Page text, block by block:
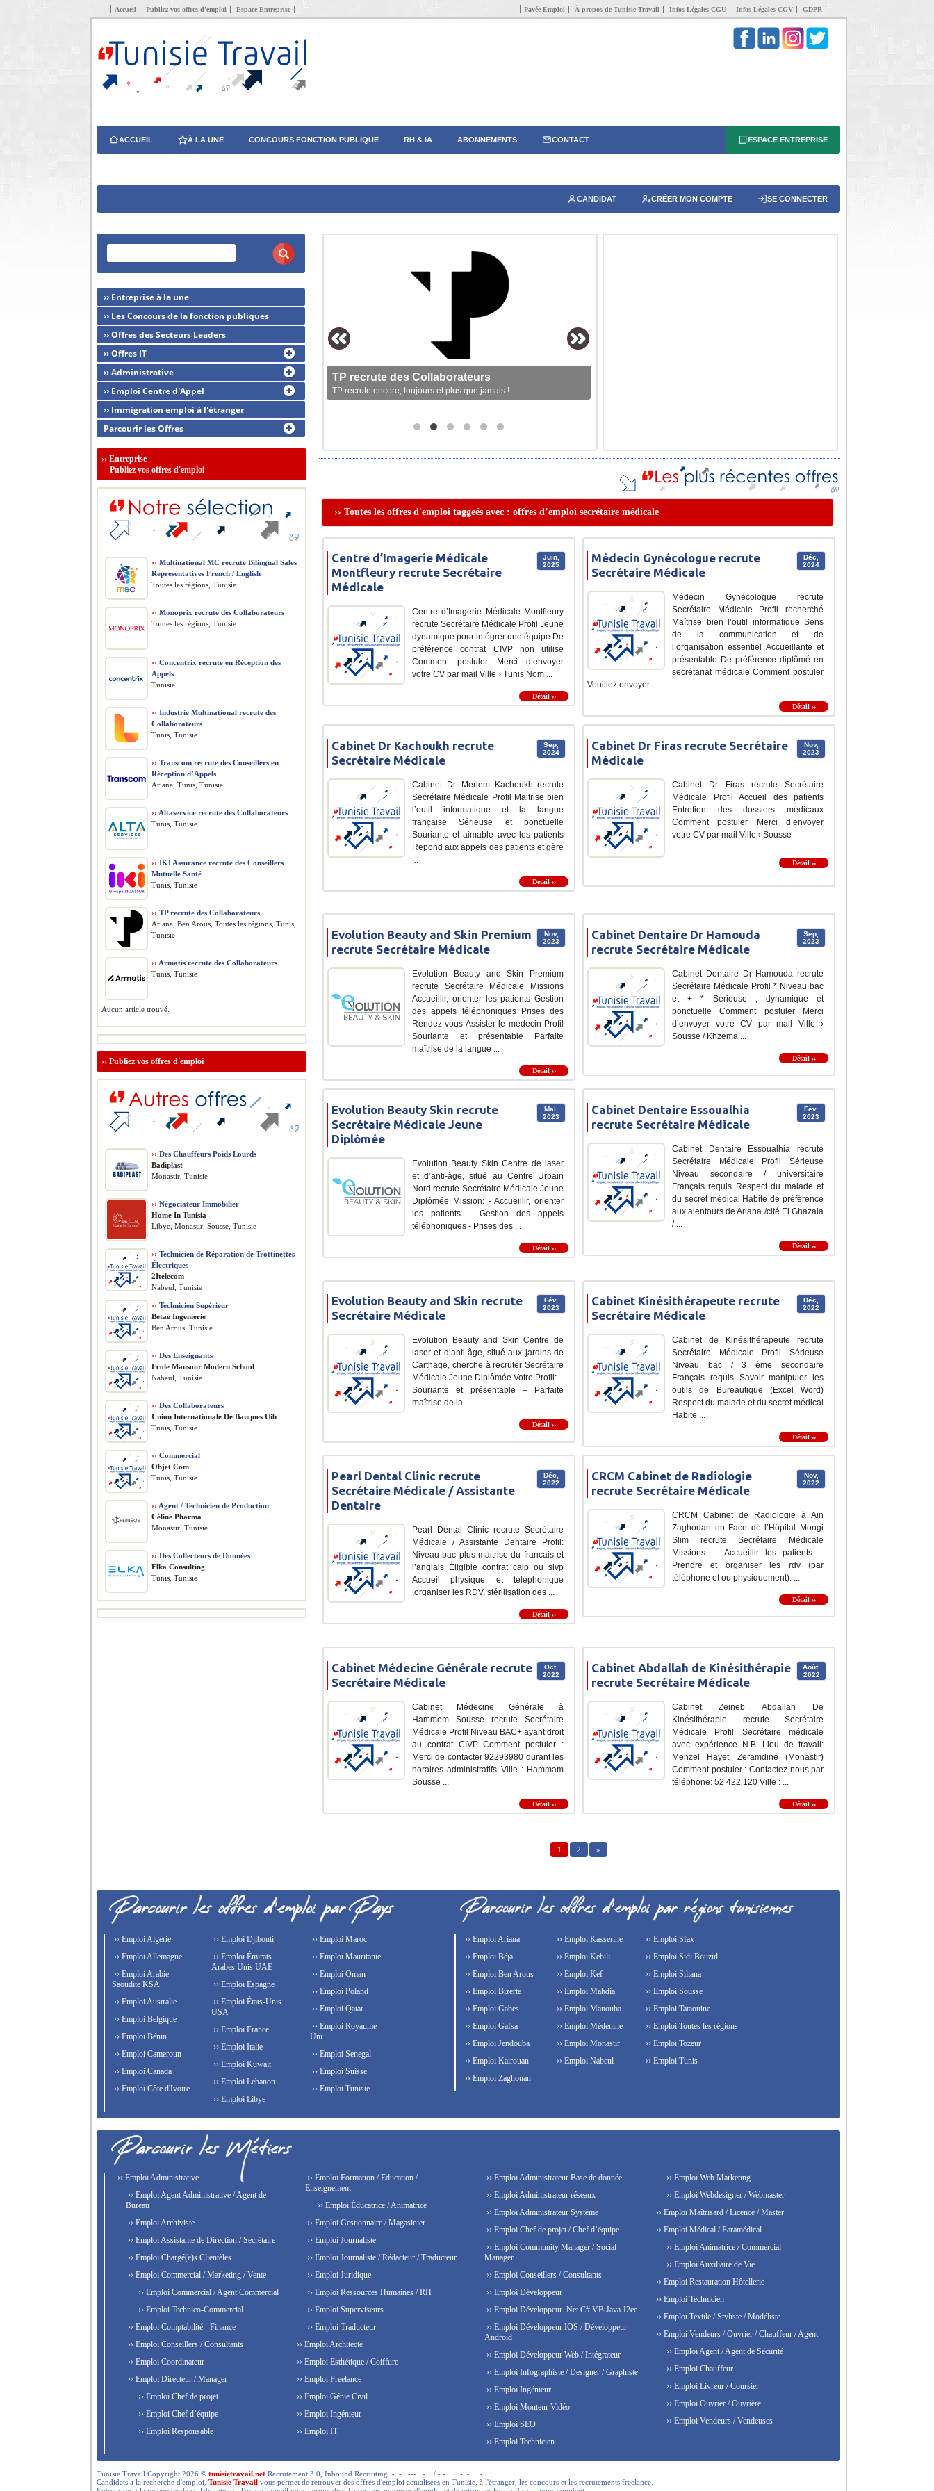
Accueil Publiez vos offres d’emploi Espace Entreprise Pavée Emploi À propos de Tunisie Travail Infos Légales CGU Infos Légales CGV GDPR
ACCUEIL À LA UNE CONCOURS FONCTION PUBLIQUE RH & IA ABONNEMENTS CONTACT ESPACE ENTREPRISE
CANDIDAT CRÉER MON COMPTE SE CONNECTER
TP recrute des Collaborateurs
TP recrute encore, toujours et plus que jamais !
›› Toutes les offres d'emploi taggeés avec : offres d’emploi secrétaire médicale
Juin,
2025
Centre d’Imagerie Médicale
Montfleury recrute Secrétaire
Médicale
Centre d’Imagerie Médicale Montfleury
recrute Secrétaire Médicale Profil Jeune
dynamique pour intégrer une équipe De
préférence contrat CIVP non utilise
Comment postuler Merci d’envoyer
votre CV par mail Ville › Tunis Nom ...
Détail ››
Déc,
2024
Médecin Gynécologue recrute
Secrétaire Médicale
Médecin Gynécologue recrute
Secrétaire Médicale Profil recherché
Maîtrise bien l’outil informatique Sens
de la communication et de
l’organisation essentiel Accueillante et
présentable De préférence diplômé en
secrétariat médicale Comment postuler
Veuillez envoyer ...
Détail ››
Sep,
2024
Cabinet Dr Kachoukh recrute
Secrétaire Médicale
Cabinet Dr. Meriem Kachoukh recrute
Secrétaire Médicale Profil Maitrise bien
l’outil informatique et la langue
française Sérieuse et ponctuelle
Souriante et aimable avec les patients
Repond aux appels des patients et gère
...
Détail ››
Nov,
2023
Cabinet Dr Firas recrute Secrétaire
Médicale
Cabinet Dr Firas recrute Secrétaire
Médicale Profil Accueil des patients
Entretien des dossiers médicaux
Comment postuler Merci d’envoyer
votre CV par mail Ville › Sousse
Détail ››
Nov,
2023
Evolution Beauty and Skin Premium
recrute Secrétaire Médicale
Evolution Beauty and Skin Premium
recrute Secrétaire Médicale Missions
Accueillir, orienter les patients Gestion
des appels téléphoniques Prises des
Rendez-vous Assister le médecin Profil
Souriante et présentable Parfaite
maîtrise de la langue ...
Détail ››
Sep,
2023
Cabinet Dentaire Dr Hamouda
recrute Secrétaire Médicale
Cabinet Dentaire Dr Hamouda recrute
Secrétaire Médicale Profil * Niveau bac
et + * Sérieuse , dynamique et
ponctuelle Comment postuler Merci
d’envoyer votre CV par mail Ville ›
Sousse / Khzema ...
Détail ››
Mai,
2023
Evolution Beauty Skin recrute
Secrétaire Médicale Jeune
Diplômée
Evolution Beauty Skin Centre de laser
et d’anti-âge, situé au Centre Urbain
Nord recrute Secrétaire Médicale Jeune
Diplômée Mission: - Accueillir, orienter
les patients - Gestion des appels
téléphoniques - Prises des ...
Détail ››
Fév,
2023
Cabinet Dentaire Essoualhia
recrute Secrétaire Médicale
Cabinet Dentaire Essoualhia recrute
Secrétaire Médicale Profil Sérieuse
Niveau secondaire / universitaire
Français requis Respect du malade et
du secret médical Habite de préférence
aux alentours de Ariana /cité El Ghazala
/ ...
Détail ››
Fév,
2023
Evolution Beauty and Skin recrute
Secrétaire Médicale
Evolution Beauty and Skin Centre de
laser et d’anti-âge, situé aux jardins de
Carthage, cherche à recruter Secrétaire
Médicale Jeune Diplômée Votre Profil: –
Souriante et présentable – Parfaite
maîtrise de la ...
Détail ››
Déc,
2022
Cabinet Kinésithérapeute recrute
Secrétaire Médicale
Cabinet de Kinésithérapeute recrute
Secrétaire Médicale Profil Sérieuse
Niveau bac / 3 ème secondaire
Français requis Savoir manipuler les
outils de Bureautique (Excel Word)
Respect du malade et du secret médical
Habite ...
Détail ››
Déc,
2022
Pearl Dental Clinic recrute
Secrétaire Médicale / Assistante
Dentaire
Pearl Dental Clinic recrute Secrétaire
Médicale / Assistante Dentaire Profil:
Niveau bac plus maitrise du francais et
l’anglais Éligible contrat caip ou sivp
Accueil physique et téléphonique
,organiser les RDV, stérilisation des ...
Détail ››
Nov,
2022
CRCM Cabinet de Radiologie
recrute Secrétaire Médicale
CRCM Cabinet de Radiologie à Ain
Zaghouan en Face de l’Hôpital Mongi
Slim recrute Secrétaire Médicale
Missions: – Accueillir les patients –
Prendre et organiser les rdv (par
téléphone et ou physiquement). ...
Détail ››
Oct,
2022
Cabinet Médecine Générale recrute
Secrétaire Médicale
Cabinet Médecine Générale à
Hammem Sousse recrute Secrétaire
Médicale Profil Niveau BAC+ ayant droit
au contrat CIVP Comment postuler :
Merci de contacter 92293980 durant les
horaires administratifs Ville : Hammam
Sousse ...
Détail ››
Août,
2022
Cabinet Abdallah de Kinésithérapie
recrute Secrétaire Médicale
Cabinet Zeineb Abdallah De
Kinésithérapie recrute Secrétaire
Médicale Profil Secrétaire médicale
avec expérience N.B: Lieu de travail:
Menzel Hayet, Zeramdine (Monastir)
Comment postuler : Contactez-nous par
téléphone: 52 422 120 Ville : ...
Détail ››
1 2 »
›› Entreprise à la une
›› Les Concours de la fonction publiques
›› Offres des Secteurs Leaders
›› Offres IT
›› Administrative
›› Emploi Centre d'Appel
›› Immigration emploi à l'étranger
Parcourir les Offres
›› Entreprise
Publiez vos offres d'emploi
›› Multinational MC recrute Bilingual Sales
Representatives French / English
Toutes les régions, Tunisie
›› Monoprix recrute des Collaborateurs
Toutes les régions, Tunisie
›› Concentrix recrute en Réception des
Appels
Tunisie
›› Industrie Multinational recrute des
Collaborateurs
Tunis, Tunisie
›› Transcom recrute des Conseillers en
Réception d’Appels
Ariana, Tunis, Tunisie
›› Altaservice recrute des Collaborateurs
Tunis, Tunisie
›› IKI Assurance recrute des Conseillers
Mutuelle Santé
Tunis, Tunisie
›› TP recrute des Collaborateurs
Ariana, Ben Arous, Toutes les régions, Tunis,
Tunisie
›› Armatis recrute des Collaborateurs
Tunis, Tunisie
Aucun article trouvé.
›› Publiez vos offres d'emploi
›› Des Chauffeurs Poids Lourds
Badiplast
Monastir, Tunisie
›› Négociateur Immobilier
Home In Tunisia
Libye, Monastir, Sousse, Tunisie
›› Technicien de Réparation de Trottinettes
Électriques
2Itelecom
Nabeul, Tunisie
›› Technicien Supérieur
Betae Ingenierie
Ben Arous, Tunisie
›› Des Enseignants
Ecole Mansour Modern School
Nabeul, Tunisie
›› Des Collaborateurs
Union Internationale De Banques Uib
Tunis, Tunisie
›› Commercial
Objet Com
Tunis, Tunisie
›› Agent / Technicien de Production
Céline Pharma
Monastir, Tunisie
›› Des Collecteurs de Données
Elka Consulting
Tunis, Tunisie
›› Emploi Algérie
›› Emploi Allemagne
›› Emploi Arabie
Saoudite KSA
›› Emploi Australie
›› Emploi Belgique
›› Emploi Bénin
›› Emploi Cameroun
›› Emploi Canada
›› Emploi Côte d'Ivoire
›› Emploi Djibouti
›› Emploi Émirats
Arabes Unis UAE
›› Emploi Espagne
›› Emploi États-Unis
USA
›› Emploi France
›› Emploi Italie
›› Emploi Kuwait
›› Emploi Lebanon
›› Emploi Libye
›› Emploi Maroc
›› Emploi Mauritanie
›› Emploi Oman
›› Emploi Poland
›› Emploi Qatar
›› Emploi Royaume-
Uni
›› Emploi Senegal
›› Emploi Suisse
›› Emploi Tunisie
›› Emploi Ariana
›› Emploi Béja
›› Emploi Ben Arous
›› Emploi Bizerte
›› Emploi Gabes
›› Emploi Gafsa
›› Emploi Jendouba
›› Emploi Kairouan
›› Emploi Kasserine
›› Emploi Kebili
›› Emploi Kef
›› Emploi Mahdia
›› Emploi Manouba
›› Emploi Médenine
›› Emploi Monastir
›› Emploi Nabeul
›› Emploi Sfax
›› Emploi Sidi Bouzid
›› Emploi Siliana
›› Emploi Sousse
›› Emploi Tataouine
›› Emploi Toutes les régions
›› Emploi Tozeur
›› Emploi Tunis
›› Emploi Zaghouan
›› Emploi Administrative
›› Emploi Agent Administrative / Agent de
Bureau
›› Emploi Archiviste
›› Emploi Assistante de Direction / Secrétaire
›› Emploi Chargé(e)s Clientèles
›› Emploi Commercial / Marketing / Vente
›› Emploi Commercial / Agent Commercial
›› Emploi Technico-Commercial
›› Emploi Comptabilité - Finance
›› Emploi Conseillers / Consultants
›› Emploi Coordinateur
›› Emploi Directeur / Manager
›› Emploi Chef de projet
›› Emploi Chef d’équipe
›› Emploi Responsable
›› Emploi Formation / Education /
Enseignement
›› Emploi Éducatrice / Animatrice
›› Emploi Gestionnaire / Magasinier
›› Emploi Journaliste
›› Emploi Journaliste / Rédacteur / Traducteur
›› Emploi Juridique
›› Emploi Ressources Humaines / RH
›› Emploi Superviseurs
›› Emploi Traducteur
›› Emploi Architecte
›› Emploi Esthétique / Coiffure
›› Emploi Freelance
›› Emploi Génie Civil
›› Emploi Ingénieur
›› Emploi IT
›› Emploi Administrateur Base de donnée
›› Emploi Administrateur réseaux
›› Emploi Administrateur Système
›› Emploi Chef de projet / Chef d’équipe
›› Emploi Community Manager / Social
Manager
›› Emploi Conseillers / Consultants
›› Emploi Développeur
›› Emploi Développeur .Net C# VB Java J2ee
›› Emploi Développeur IOS / Développeur
Android
›› Emploi Développeur Web / Intégrateur
›› Emploi Infographiste / Designer / Graphiste
›› Emploi Ingénieur
›› Emploi Monteur Vidéo
›› Emploi SEO
›› Emploi Technicien
›› Emploi Web Marketing
›› Emploi Webdesigner / Webmaster
›› Emploi Maîtrisard / Licence / Master
›› Emploi Médical / Paramédical
›› Emploi Animatrice / Commercial
›› Emploi Auxiliaire de Vie
›› Emploi Restauration Hôtellerie
›› Emploi Technicien
›› Emploi Textile / Styliste / Modéliste
›› Emploi Vendeurs / Ouvrier / Chauffeur / Agent
›› Emploi Agent / Agent de Sécurité
›› Emploi Chauffeur
›› Emploi Livreur / Coursier
›› Emploi Ouvrier / Ouvrière
›› Emploi Vendeurs / Vendeuses
Tunisie Travail Copyright 2026 © tunisietravail.net Recrutement 3.0, Inbound Recruiting .- .-.. --- ..- .. / -.- .... .- .-.. . -..
Candidats a la recherche d'emploi, Tunisie Travail vous permet de retrouver des offres d'emploi actualisees en Tunisie, à l'étranger, les concours et les recrutements freelance.